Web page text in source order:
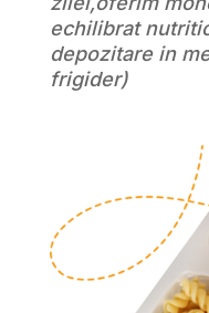
echilibrat
depozitare in
frigider)